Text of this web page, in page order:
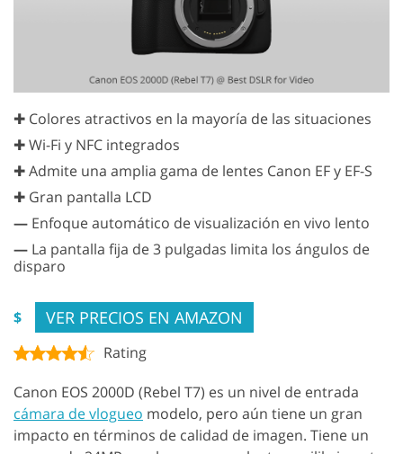
✚ Colores atractivos en la mayoría de las situaciones
✚ Wi-Fi y NFC integrados
✚ Admite una amplia gama de lentes Canon EF y EF-S
✚ Gran pantalla LCD
— Enfoque automático de visualización en vivo lento
— La pantalla fija de 3 pulgadas limita los ángulos de
disparo
$ VER PRECIOS EN AMAZON
Rating
Canon EOS 2000D (Rebel T7) es un nivel de entrada
cámara de vlogueo modelo, pero aún tiene un gran
impacto en términos de calidad de imagen. Tiene un